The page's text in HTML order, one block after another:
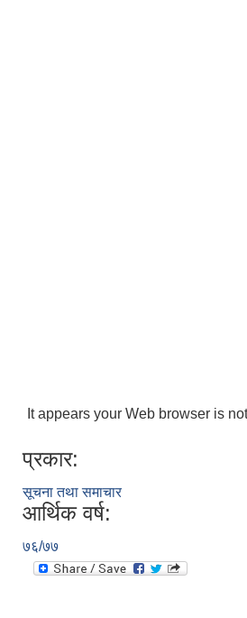
It appears your Web browser is
प्रकार:
सूचना तथा समाचार
आर्थिक वर्ष:
७६/७७